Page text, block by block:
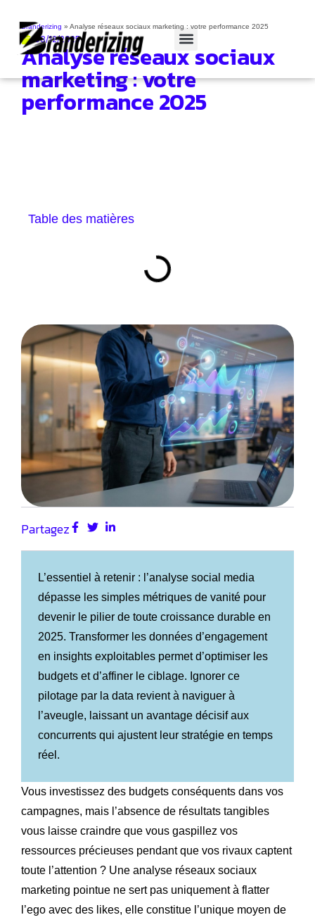
Branderizing » Analyse réseaux sociaux marketing : votre performance 2025
08/12/2025
Analyse réseaux sociaux
marketing : votre
performance 2025
Table des matières
Partagez
L’essentiel à retenir : l’analyse social media
dépasse les simples métriques de vanité pour
devenir le pilier de toute croissance durable en
2025. Transformer les données d’engagement
en insights exploitables permet d’optimiser les
budgets et d’affiner le ciblage. Ignorer ce
pilotage par la data revient à naviguer à
l’aveugle, laissant un avantage décisif aux
concurrents qui ajustent leur stratégie en temps
réel.
Vous investissez des budgets conséquents dans vos
campagnes, mais l’absence de résultats tangibles
vous laisse craindre que vous gaspillez vos
ressources précieuses pendant que vos rivaux captent
toute l’attention ? Une analyse réseaux sociaux
marketing pointue ne sert pas uniquement à flatter
l’ego avec des likes, elle constitue l’unique moyen de